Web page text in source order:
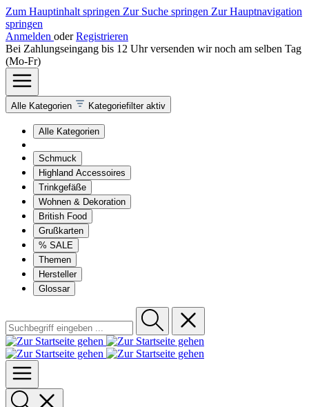
Zum Hauptinhalt springen Zur Suche springen Zur Hauptnavigation
springen
Anmelden oder Registrieren
Bei Zahlungseingang bis 12 Uhr versenden wir noch am selben Tag
(Mo-Fr)
Alle Kategorien Kategoriefilter aktiv
Alle Kategorien
Schmuck
Highland Accessoires
Trinkgefäße
Wohnen & Dekoration
British Food
Grußkarten
% SALE
Themen
Hersteller
Glossar